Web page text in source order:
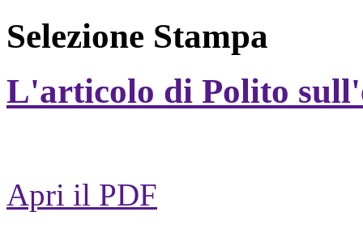
Selezione Stampa
L'articolo di Polito
Apri il PDF